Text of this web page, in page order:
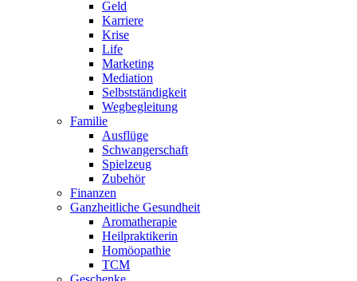
Geld
Karriere
Krise
Life
Marketing
Mediation
Selbstständigkeit
Wegbegleitung
Familie
Ausflüge
Schwangerschaft
Spielzeug
Zubehör
Finanzen
Ganzheitliche Gesundheit
Aromatherapie
Heilpraktikerin
Homöopathie
TCM